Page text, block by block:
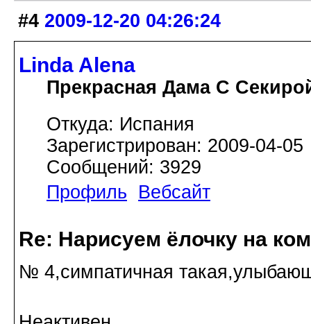
#4 2009-12-20 04:26:24
Linda Alena
Прекрасная Дама С
Откуда: Испания
Зарегистрирован: 2009-04-05
Сообщений: 3929
Профиль
Вебсайт
Re: Нарисуем ёлочку на
№ 4,симпатичная